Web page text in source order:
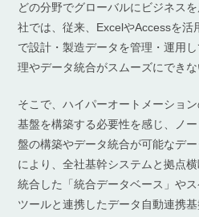
どの分野でグローバルにビジネス
社では、従来、ExcelやAccessを活
で設計・製造データを管理・運用
理やデータ統合がスムーズにできな
そこで、ハイパーオートメーショ
基盤を構築する必要性を感じ、ノ
盤の構築やデータ統合が可能なデ
により、全社基幹システムと拠点
統合した「統合データベース」や
ツールと連携したデータ自動連携